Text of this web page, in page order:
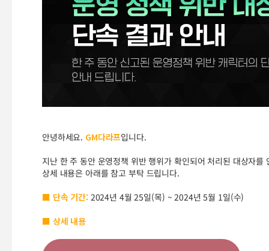
안녕하세요. GM다라프입니다.
지난 한 주 동안 운영정책 위반 행위가 확인되어 처리된 대상자를
상세 내용은 아래를 참고 부탁 드립니다.
■ 단속 기간: 2024년 4월 25일(목) ~ 2024년 5월 1일(수)
■ 상세 내용